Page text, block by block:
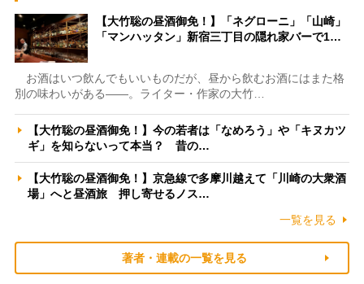
【大竹聡の昼酒御免！】「ネグローニ」「山崎」
「マンハッタン」新宿三丁目の隠れ家バーで1…
お酒はいつ飲んでもいいものだが、昼から飲むお酒にはまた格
別の味わいがある――。ライター・作家の大竹…
【大竹聡の昼酒御免！】今の若者は「なめろう」や「キヌカツ
ギ」を知らないって本当？ 昔の…
【大竹聡の昼酒御免！】京急線で多摩川越えて「川崎の大衆酒
場」へと昼酒旅 押し寄せるノス…
一覧を見る
著者・連載の一覧を見る